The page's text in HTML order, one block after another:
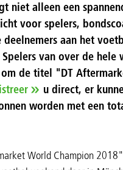
niet alleen een
voor spelers,
aan het
Spelers van over de
de titel "DT
u direct, er
worden met een
World Champion